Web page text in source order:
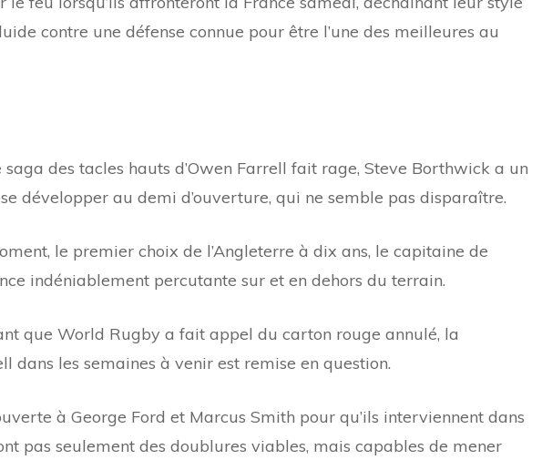
contre une défense connue pour être l’une des meilleures au
des tacles hauts d’Owen Farrell fait rage, Steve Borthwick a un
développer au demi d’ouverture, qui ne semble pas disparaître.
le premier choix de l’Angleterre à dix ans, le capitaine de
indéniablement percutante sur et en dehors du terrain.
que World Rugby a fait appel du carton rouge annulé, la
dans les semaines à venir est remise en question.
à George Ford et Marcus Smith pour qu’ils interviennent dans
pas seulement des doublures viables, mais capables de mener